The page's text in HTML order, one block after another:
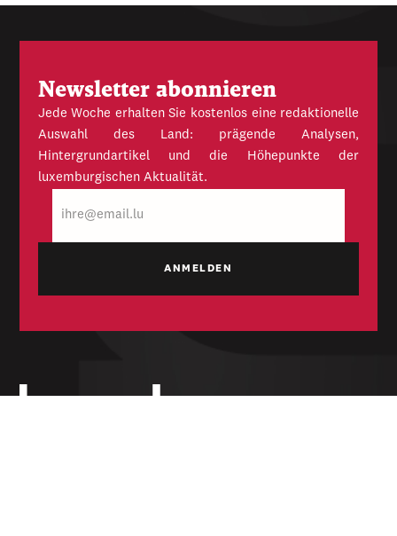
Newsletter abonnieren
Jede Woche erhalten Sie kostenlos eine redaktionelle
Auswahl des Land: prägende Analysen,
Hintergrundartikel und die Höhepunkte der
luxemburgischen Aktualität.
Mail